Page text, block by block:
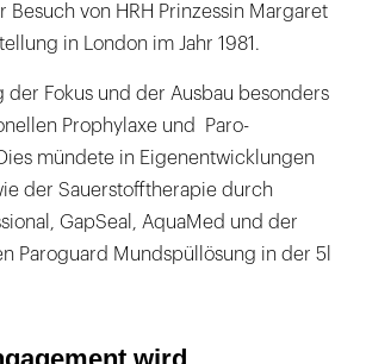
Besuch von HRH Prinzessin Margaret
in London im Jahr 1981.
der Fokus und der Ausbau besonders
Prophylaxe und Paro-
mündete in Eigenentwicklungen
der Sauerstofftherapie durch
GapSeal, AquaMed und der
Paroguard Mundspüllösung in der 5l